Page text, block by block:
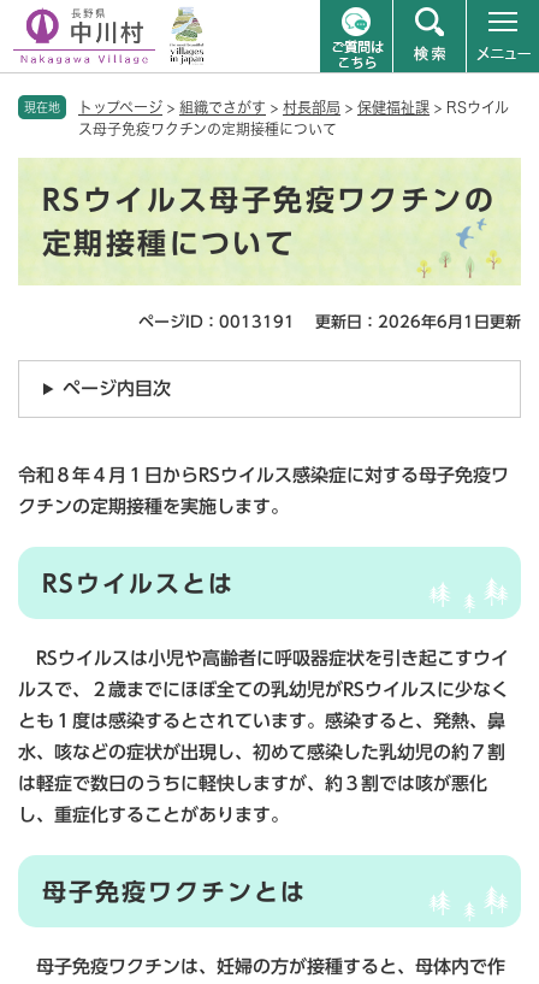
現在地 トップページ > 組織でさがす > 村長部局 > 保健福祉課 > RSウイル
ス母子免疫ワクチンの定期接種について
RSウイルス母子免疫ワクチンの
定期接種について
ページID：0013191 更新日：2026年6月1日更新
ページ内目次
令和８年４月１日からRSウイルス感染症に対する母子免疫ワ
クチンの定期接種を実施します。
RSウイルスとは
RSウイルスは小児や高齢者に呼吸器症状を引き起こすウイ
ルスで、２歳までにほぼ全ての乳幼児がRSウイルスに少なく
とも１度は感染するとされています。感染すると、発熱、鼻
水、咳などの症状が出現し、初めて感染した乳幼児の約７割
は軽症で数日のうちに軽快しますが、約３割では咳が悪化
し、重症化することがあります。
母子免疫ワクチンとは
母子免疫ワクチンは、妊婦の方が接種すると、母体内で作